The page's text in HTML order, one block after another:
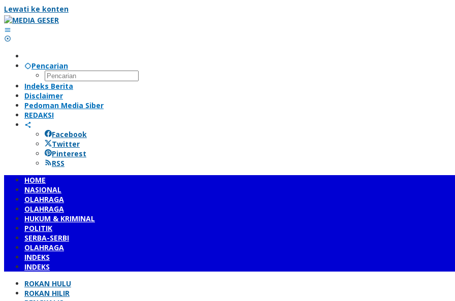
Lewati ke konten
Pencarian
Indeks Berita
Disclaimer
Pedoman Media Siber
REDAKSI
Facebook
Twitter
Pinterest
RSS
HOME
NASIONAL
OLAHRAGA
OLAHRAGA
HUKUM & KRIMINAL
POLITIK
SERBA-SERBI
OLAHRAGA
INDEKS
INDEKS
ROKAN HULU
ROKAN HILIR